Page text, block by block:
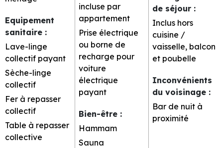
Equipement
sanitaire :
Lave-linge
collectif payant
Sèche-linge
collectif
Fer à repasser
collectif
Table à repasser
collective
incluse par
appartement
Prise électrique
ou borne de
recharge pour
voiture
électrique
payant
Bien-être :
Hammam
Sauna
de séjour :
Inclus hors
cuisine /
vaisselle, balcon
et poubelle
Inconvénients
du voisinage :
Bar de nuit à
proximité